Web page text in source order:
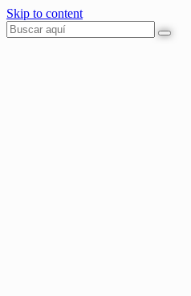
Skip to content